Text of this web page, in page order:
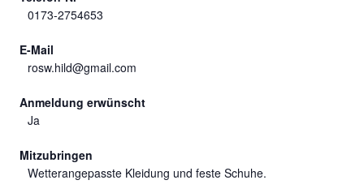
0173-2754653
E-Mail
rosw.hild@gmail.com
Anmeldung erwünscht
Ja
Mitzubringen
Wetterangepasste Kleidung und feste Schuhe.